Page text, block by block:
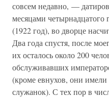
совсем недавно, —
месяцами четырнадцатого
(1922 год), во дворце
Два года спустя, после
их осталось около 200
обслуживавших
(кроме евнухов, они
служанок). С тех пор в